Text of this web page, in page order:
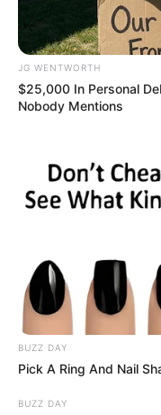
15 Things You Do
Are You Guilty?
BRAINBERRIES
Why this ordinary
best every day
JG WENTWORTH
$25,000 In Personal
Nobody Mentions
BUZZ DAY
Pick A Ring And Nail
BUZZ DAY